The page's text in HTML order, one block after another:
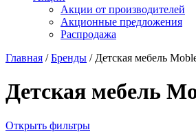
Акции от производителей
Акционные предложения
Распродажа
Главная /Бренды / Детская мебель
Детская мебель
Открыть фильтры